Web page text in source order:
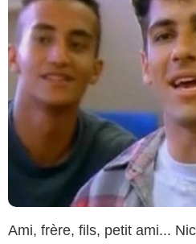
Ami, frère, fils, petit ami...